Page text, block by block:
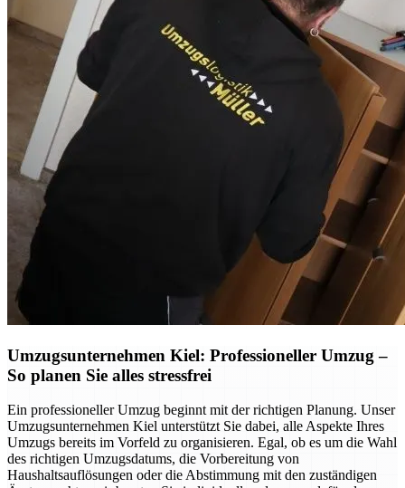
Umzugsunternehmen Kiel: Professioneller Umzug –
So planen Sie alles stressfrei
Ein professioneller Umzug beginnt mit der richtigen Planung. Unser
Umzugsunternehmen Kiel unterstützt Sie dabei, alle Aspekte Ihres
Umzugs bereits im Vorfeld zu organisieren. Egal, ob es um die Wahl
des richtigen Umzugsdatums, die Vorbereitung von
Haushaltsauflösungen oder die Abstimmung mit den zuständigen